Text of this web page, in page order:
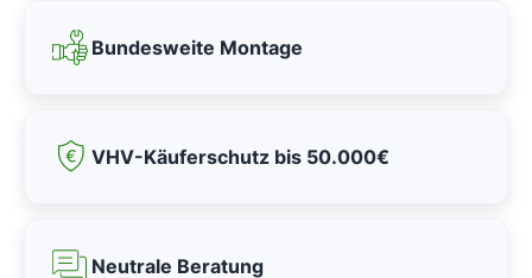
Bundesweite Montage
VHV-Käuferschutz bis 50.000€
Neutrale Beratung